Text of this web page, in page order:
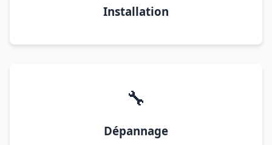
Installation
🔧
Dépannage